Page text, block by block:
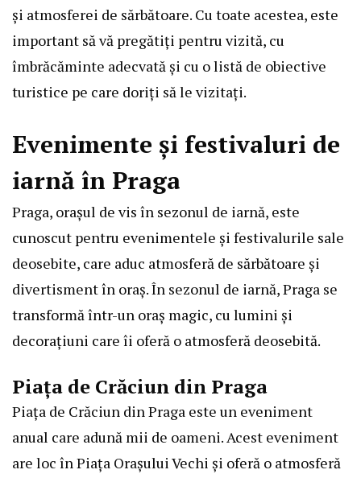
și atmosferei de sărbătoare. Cu toate acestea, este
important să vă pregătiți pentru vizită, cu
îmbrăcăminte adecvată și cu o listă de obiective
turistice pe care doriți să le vizitați.
Evenimente și festivaluri de
iarnă în Praga
Praga, orașul de vis în sezonul de iarnă, este
cunoscut pentru evenimentele și festivalurile sale
deosebite, care aduc atmosferă de sărbătoare și
divertisment în oraș. În sezonul de iarnă, Praga se
transformă într-un oraș magic, cu lumini și
decorațiuni care îi oferă o atmosferă deosebită.
Piața de Crăciun din Praga
Piața de Crăciun din Praga este un eveniment
anual care adună mii de oameni. Acest eveniment
are loc în Piața Orașului Vechi și oferă o atmosferă